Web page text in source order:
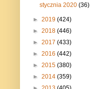
stycznia 2020(36)
► 2019 (424)
► 2018 (446)
► 2017 (433)
► 2016 (442)
► 2015 (380)
► 2014 (359)